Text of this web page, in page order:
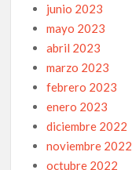
junio 2023
mayo 2023
abril 2023
marzo 2023
febrero 2023
enero 2023
diciembre 2022
noviembre 2022
octubre 2022